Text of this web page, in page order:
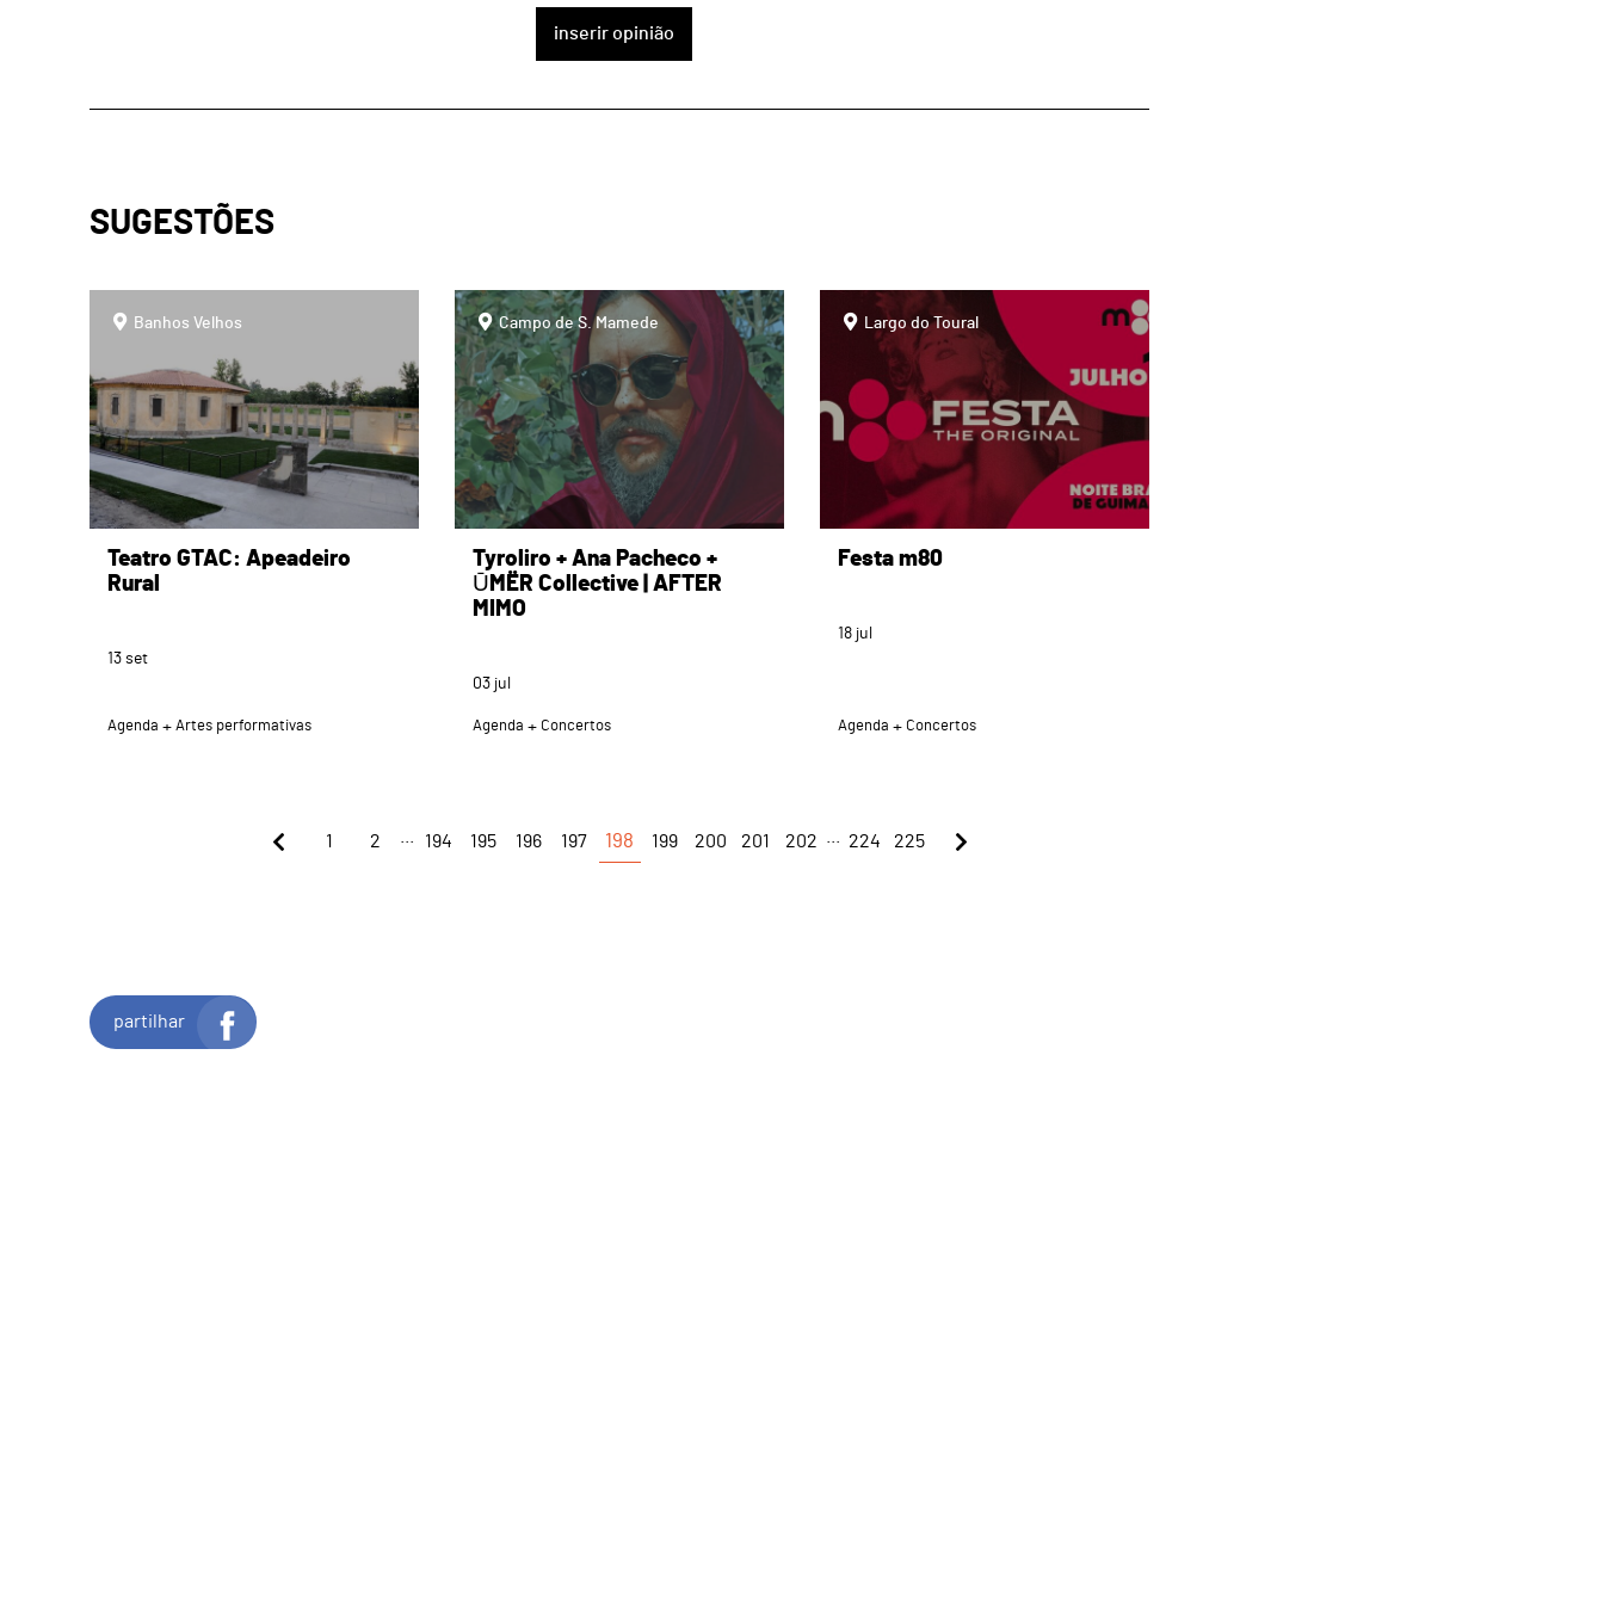
inserir opinião
SUGESTÕES
pageBanhos Velhos
Teatro GTAC: Apeadeiro
Rural
13 set
Agenda Artes performativas
pageCampo de S. Mamede
Tyroliro + Ana Pacheco +
ŪMËR Collective | AFTER
MIMO
03 jul
Agenda Concertos
pageLargo do Toural
Festa m80
18 jul
Agenda Concertos
1 2 194 195 196 197 198 199 200 201 202 224 225
partilhar